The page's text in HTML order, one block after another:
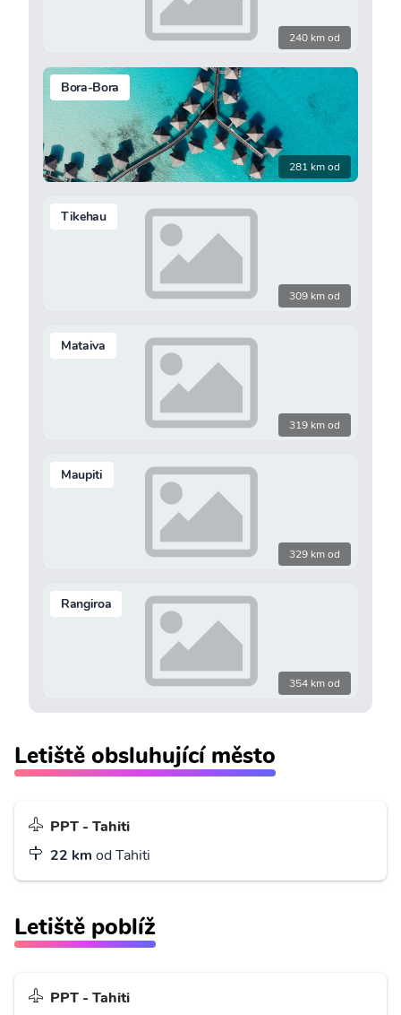
240 km od
Bora-Bora
281 km od
Tikehau
309 km od
Mataiva
319 km od
Maupiti
329 km od
Rangiroa
354 km od
Letiště obsluhující město
PPT - Tahiti
22 km od Tahiti
Letiště poblíž
PPT - Tahiti